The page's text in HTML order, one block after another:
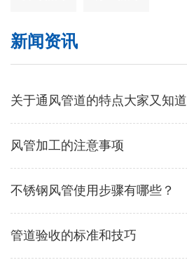
新闻资讯
风管加工的注意事项
不锈钢风管使用步骤有哪些？
管道验收的标准和技巧